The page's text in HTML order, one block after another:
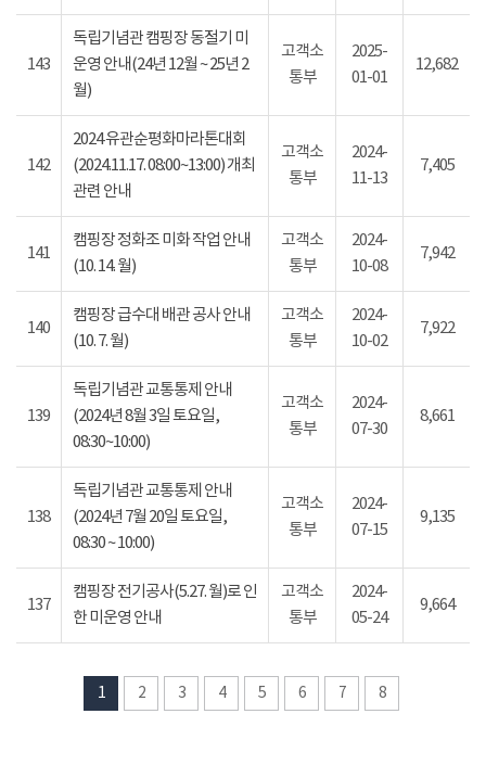
143
독립기념관 캠핑장 동절기 미
운영 안내(24년 12월 ~ 25년 2
월)
고객소
통부
2025-
01-01
12,682
142
2024 유관순평화마라톤대회
(2024.11.17. 08:00~13:00) 개최
관련 안내
고객소
통부
2024-
11-13
7,405
141
캠핑장 정화조 미화 작업 안내
(10. 14. 월)
고객소
통부
2024-
10-08
7,942
140
캠핑장 급수대 배관 공사 안내
(10. 7. 월)
고객소
통부
2024-
10-02
7,922
139
독립기념관 교통통제 안내
(2024년 8월 3일 토요일,
08:30~10:00)
고객소
통부
2024-
07-30
8,661
138
독립기념관 교통통제 안내
(2024년 7월 20일 토요일,
08:30 ~ 10:00)
고객소
통부
2024-
07-15
9,135
137
캠핑장 전기공사(5.27. 월)로 인
한 미운영 안내
고객소
통부
2024-
05-24
9,664
1 2 3 4 5 6 7 8